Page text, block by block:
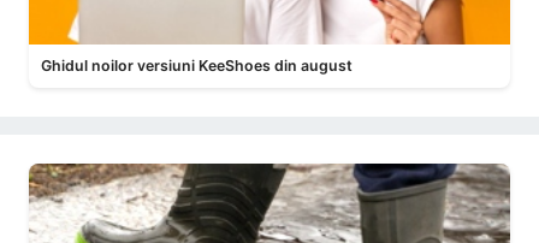
Ghidul noilor versiuni KeeShoes din august